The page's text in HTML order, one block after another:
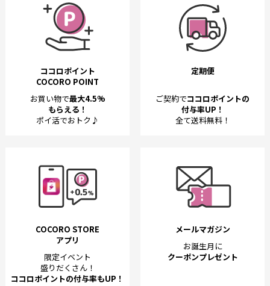
ココロポイント
COCORO POINT
お買い物で最大4.5%
もらえる！
ポイ活でおトク♪
定期便
ご契約でココロポイントの
付与率UP！
全て送料無料！
COCORO STORE
アプリ
限定イベント
盛りだくさん！
ココロポイントの付与率もUP！
メールマガジン
お誕生月に
クーポンプレゼント